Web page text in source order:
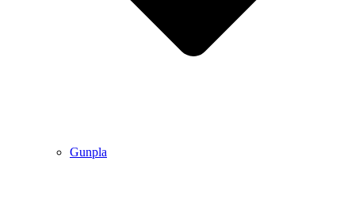
Gunpla